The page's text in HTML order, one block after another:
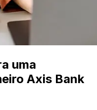
uma
Axis Bank